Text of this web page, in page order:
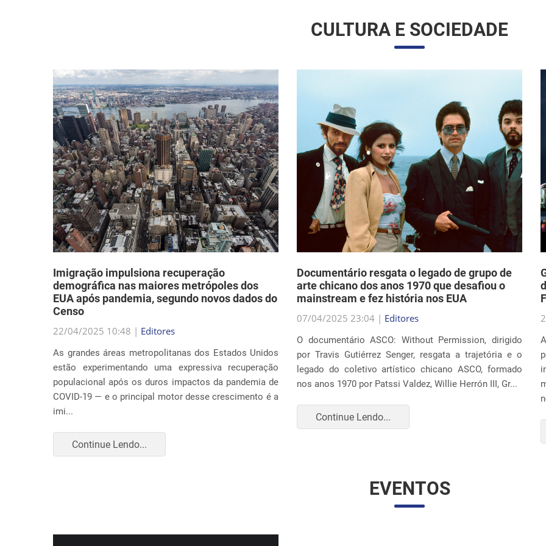
CULTURA E SOCIEDADE
Imigração impulsiona recuperação
demográfica nas maiores metrópoles dos
EUA após pandemia, segundo novos dados do
Censo
22/04/2025 10:48 | Editores
As grandes áreas metropolitanas dos Estados Unidos
estão experimentando uma expressiva recuperação
populacional após os duros impactos da pandemia de
COVID-19 — e o principal motor desse crescimento é a
imi...
Continue Lendo...
Documentário resgata o legado de grupo de
arte chicano dos anos 1970 que desafiou o
mainstream e fez história nos EUA
07/04/2025 23:04 | Editores
O documentário ASCO: Without Permission, dirigido
por Travis Gutiérrez Senger, resgata a trajetória e o
legado do coletivo artístico chicano ASCO, formado
nos anos 1970 por Patssi Valdez, Willie Herrón III, Gr...
Continue Lendo...
EVENTOS